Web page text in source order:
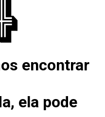
encontrar
ela pode